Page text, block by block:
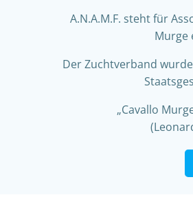
A.N.A.M.F. steht für
Murge
Der Zuchtverband
„Cavallo